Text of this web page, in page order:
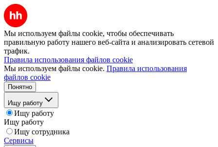
Мы используем файлы cookie, чтобы обеспечивать
правильную работу нашего веб-сайта и анализировать сетевой
трафик.
Правила использования файлов cookie
Мы используем файлы cookie. Правила использования
файлов cookie
Понятно
Ищу работу
Ищу работу
Ищу работу
Ищу сотрудника
Сервисы